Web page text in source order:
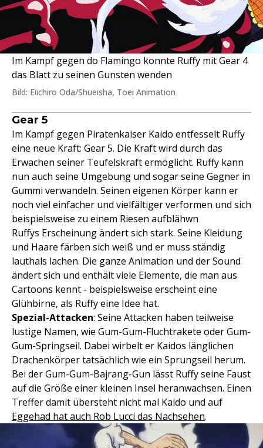
Im Kampf gegen do Flamingo konnte Ruffy mit Gear 4
das Blatt zu seinen Gunsten wenden
Bild: Eiichiro Oda/Shueisha, Toei Animation
Gear 5
Im Kampf gegen Piratenkaiser Kaido entfesselt Ruffy
eine neue Kraft: Gear 5. Die Kraft wird durch das
Erwachen seiner Teufelskraft ermöglicht. Ruffy kann
nun auch seine Umgebung und sogar seine Gegner in
Gummi verwandeln. Seinen eigenen Körper kann er
noch viel einfacher und vielfältiger verformen und sich
beispielsweise zu einem Riesen aufblähwn
Ruffys Erscheinung ändert sich stark. Seine Kleidung
und Haare färben sich weiß und er muss ständig
lauthals lachen. Die ganze Animation und der Sound
ändert sich und enthält viele Elemente, die man aus
Cartoons kennt - beispielsweise erscheint eine
Glühbirne, als Ruffy eine Idee hat.
Spezial-Attacken: Seine Attacken haben teilweise
lustige Namen, wie Gum-Gum-Fluchtrakete oder Gum-
Gum-Springseil. Dabei wirbelt er Kaidos länglichen
Drachenkörper tatsächlich wie ein Sprungseil herum.
Bei der Gum-Gum-Bajrang-Gun lässt Ruffy seine Faust
auf die Größe einer kleinen Insel heranwachsen. Einen
Treffer damit übersteht nicht mal Kaido und auf
Eggehad hat auch Rob Lucci das Nachsehen.